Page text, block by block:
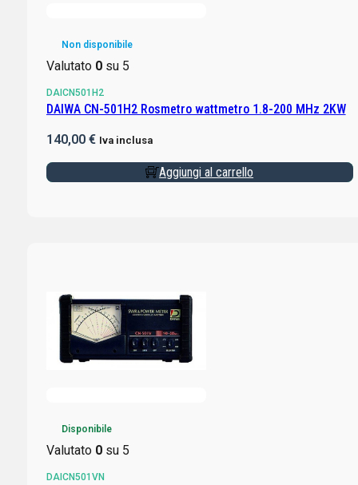
Non disponibile
Valutato 0su 5
DAICN501H2
DAIWA CN-501H2 Rosmetro wattmetro 1.8-200 MHz 2KW
140,00 € Iva inclusa
Aggiungi al carrello
Disponibile
Valutato 0su 5
DAICN501VN